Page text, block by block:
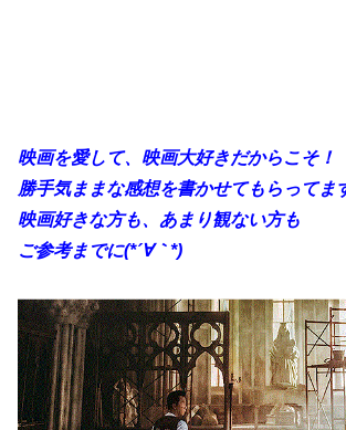
映画を愛して、映画大好きだからこそ！
勝手気ままな感想を書かせてもらって
映画好きな方も、あまり観ない方も
ご参考までに(*´∀｀*)